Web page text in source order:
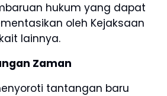
hukum yang dapat
oleh Kejaksaan
lainnya.
Zaman
tantangan baru